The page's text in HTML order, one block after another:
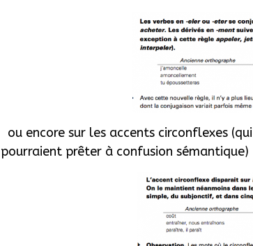
ou encore sur les accents circonflexes
pourraient prêter à confusion sémantique)